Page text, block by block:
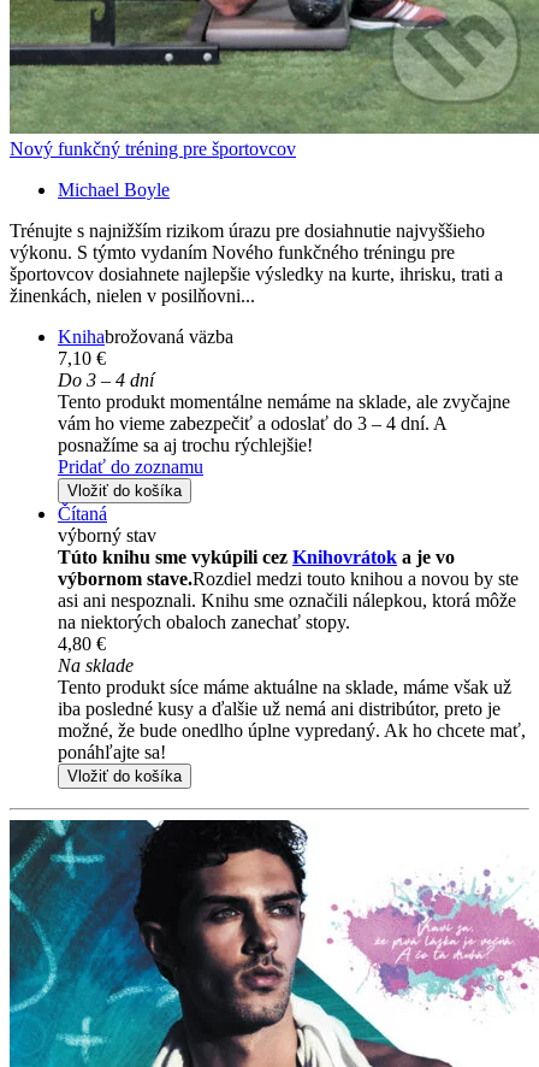
Nový funkčný tréning pre športovcov
Michael Boyle
Trénujte s najnižším rizikom úrazu pre dosiahnutie najvyššieho
výkonu. S týmto vydaním Nového funkčného tréningu pre
športovcov dosiahnete najlepšie výsledky na kurte, ihrisku, trati a
žinenkách, nielen v posilňovni...
Knihabrožovaná väzba
7,10 €
Do 3 – 4 dní
Tento produkt momentálne nemáme na sklade, ale zvyčajne
vám ho vieme zabezpečiť a odoslať do 3 – 4 dní. A
posnažíme sa aj trochu rýchlejšie!
Pridať do zoznamu
Vložiť do košíka
Čítaná
výborný stav
Túto knihu sme vykúpili cez Knihovrátok a je vo
výbornom stave.Rozdiel medzi touto knihou a novou by ste
asi ani nespoznali. Knihu sme označili nálepkou, ktorá môže
na niektorých obaloch zanechať stopy.
4,80 €
Na sklade
Tento produkt síce máme aktuálne na sklade, máme však už
iba posledné kusy a ďalšie už nemá ani distribútor, preto je
možné, že bude onedlho úplne vypredaný. Ak ho chcete mať,
ponáhľajte sa!
Vložiť do košíka